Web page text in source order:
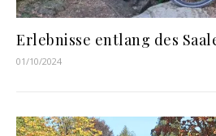
Erlebnisse entlang des
01/10/2024